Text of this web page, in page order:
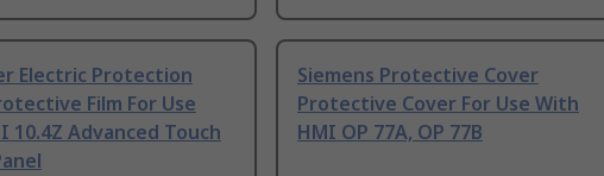
Electric Protection
Film For Use
10.4Z Advanced Touch
Siemens Protective Cover
Protective Cover For Use With
HMI OP 77A, OP 77B